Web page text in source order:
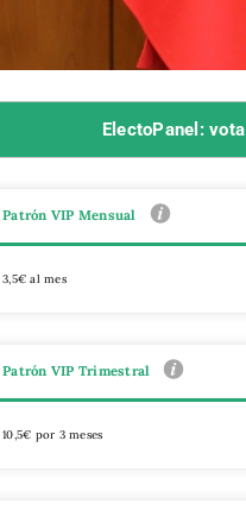
ElectoPanel: vota
Patrón VIP Mensual
3,5€ al mes
Patrón VIP Trimestral
10,5€ por 3 meses